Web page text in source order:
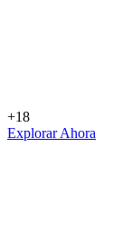
+18
Explorar Ahora